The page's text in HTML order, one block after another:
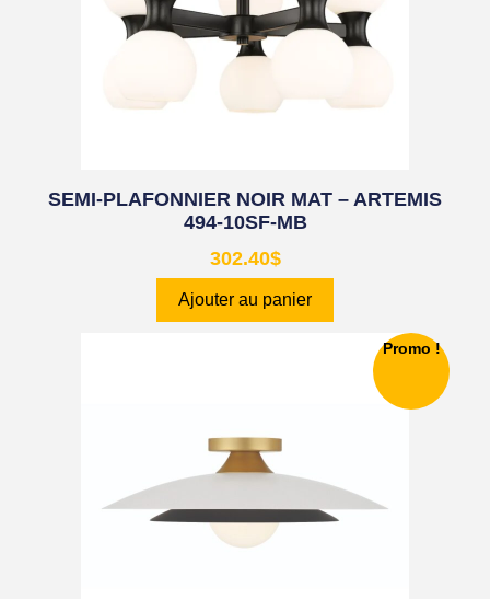
SEMI-PLAFONNIER NOIR MAT – ARTEMIS
494-10SF-MB
302.40$
Ajouter au panier
Promo !